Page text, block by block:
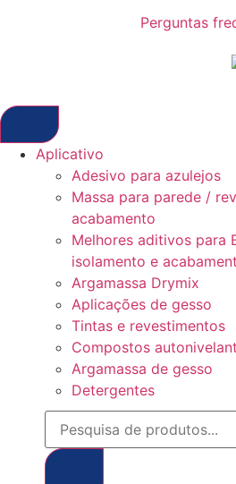
Perguntas
Aplicativo
Adesivo para azulejos
Massa para parede /
acabamento
Melhores aditivos para
isolamento e
Argamassa Drymix
Aplicações de gesso
Tintas e revestimentos
Compostos
Argamassa de gesso
Detergentes